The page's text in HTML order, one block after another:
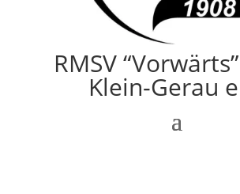
RMSV
Klein-Gerau